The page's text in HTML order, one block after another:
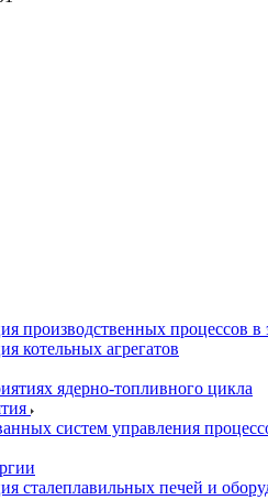
производственных процессов в
котельных агрегатов
ядерно-топливного цикла
систем управления
сталеплавильных печей и